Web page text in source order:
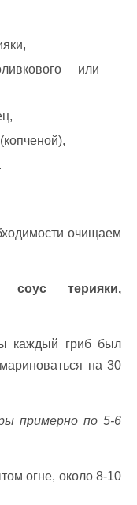
или
очищаем
терияки,
каждый гриб был
на 30
примерно по 5-6
огне, около 8-10